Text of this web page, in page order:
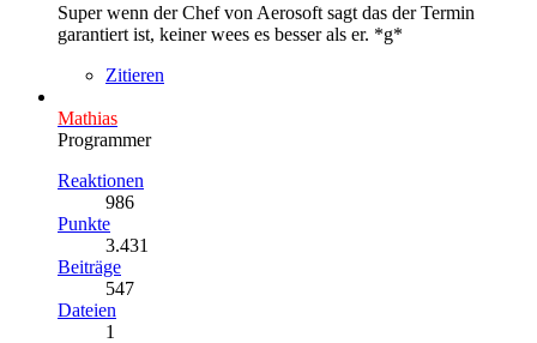
Super wenn der Chef von Aerosoft sagt das der Termin
garantiert ist, keiner wees es besser als er. *g*
Zitieren
Mathias
Programmer
Reaktionen
986
Punkte
3.431
Beiträge
547
Dateien
1